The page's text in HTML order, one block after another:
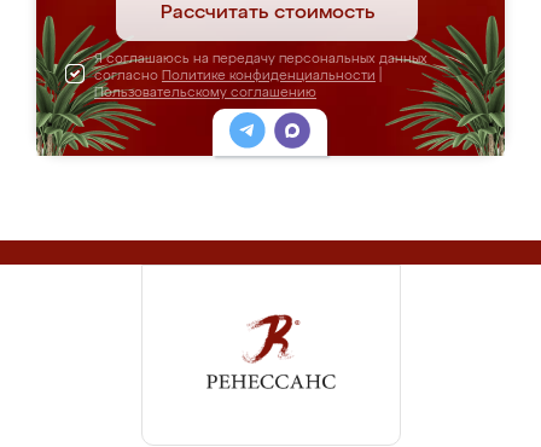
Рассчитать стоимость
Я соглашаюсь на передачу персональных данных
согласно Политике конфиденциальности
Пользовательскому соглашению